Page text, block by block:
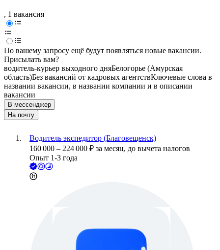
, 1 вакансия
По вашему запросу ещё будут появляться новые вакансии.
Присылать вам?
водитель-курьер выходного дняБелогорье (Амурская
область)Без вакансий от кадровых агентствКлючевые слова в
названии вакансии, в названии компании и в описании
вакансии
В мессенджер
На почту
Водитель экспедитор (Благовещенск)
160 000 – 224 000 ₽ за месяц, до вычета налогов
Опыт 1-3 года